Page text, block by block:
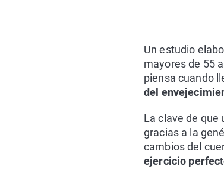
Un estudio
mayores de 55
piensa cuando
del
La clave de que
gracias a la
cambios del
ejercicio